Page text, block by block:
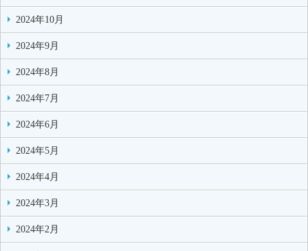
2024年10月
2024年9月
2024年8月
2024年7月
2024年6月
2024年5月
2024年4月
2024年3月
2024年2月